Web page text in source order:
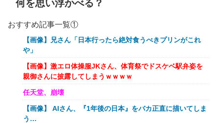
何を思い浮かべる？
おすすめ記事一覧①
【画像】兄さん「日本行ったら絶対食うべきプリンがこれ
や」
【画像】激エロ体操服JKさん、体育祭でドスケベ駅弁姿を
親御さんに披露してしまうｗｗｗｗ
任天堂、崩壊
【画像】 AIさん、『1年後の日本』をバカ正直に描いてしま
う…